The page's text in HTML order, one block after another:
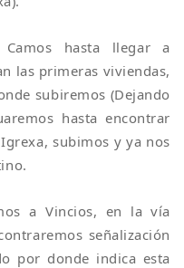
hasta llegar a
las primeras viviendas,
subiremos (Dejando
hasta encontrar
subimos y ya nos
a Vincios, en la vía
señalización
por donde indica esta